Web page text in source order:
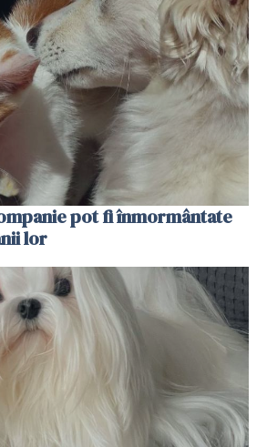
pot fi înmormântate
lor